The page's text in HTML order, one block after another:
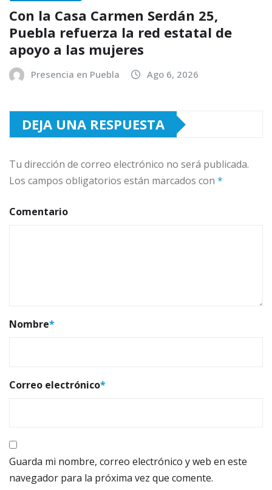
Con la Casa Carmen Serdán 25,
Puebla refuerza la red estatal de
apoyo a las mujeres
Presencia en Puebla Ago 6, 2026
DEJA UNA RESPUESTA
Tu dirección de correo electrónico no será publicada.
Los campos obligatorios están marcados con *
Comentario
Nombre*
Correo electrónico*
Guarda mi nombre, correo electrónico y web en este
navegador para la próxima vez que comente.